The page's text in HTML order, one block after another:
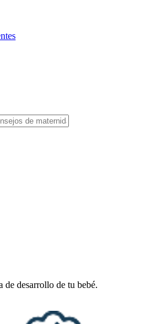
de desarrollo de tu bebé.